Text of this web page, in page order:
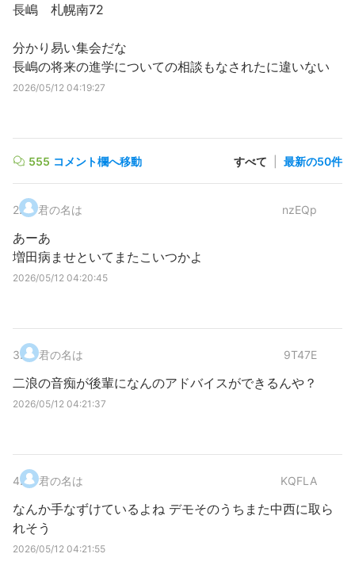
長嶋 札幌南72
分かり易い集会だな
長嶋の将来の進学についての相談もなされたに違いない
2026/05/12 04:19:27
555 コメント欄へ移動 すべて 最新の50件
2. 君の名は nzEQp
あーあ
増田病ませといてまたこいつかよ
2026/05/12 04:20:45
3. 君の名は 9T47E
二浪の音痴が後輩になんのアドバイスができるんや？
2026/05/12 04:21:37
4. 君の名は KQFLA
なんか手なずけているよね デモそのうちまた中西に取ら
れそう
2026/05/12 04:21:55